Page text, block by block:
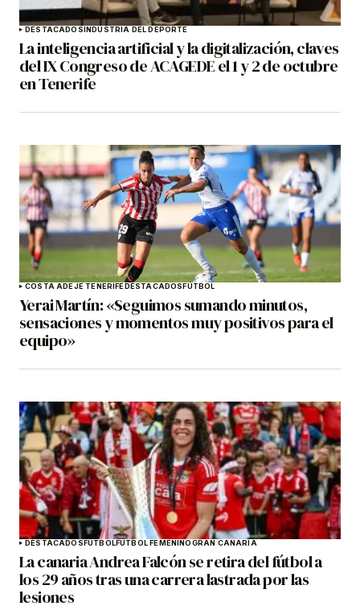
DESTACADOSINDUSTRIA DEL DEPORTE
La inteligencia artificial y la digitalización, claves
del IX Congreso de ACAGEDE el 1 y 2 de octubre
en Tenerife
COSTA ADEJE TENERIFEDESTACADOSFÚTBOL
Yerai Martín: «Seguimos sumando minutos,
sensaciones y momentos muy positivos para el
equipo»
DESTACADOSFÚTBOLFÚTBOL FEMENINOGRAN CANARIA
La canaria Andrea Falcón se retira del fútbol a
los 29 años tras una carrera lastrada por las
lesiones